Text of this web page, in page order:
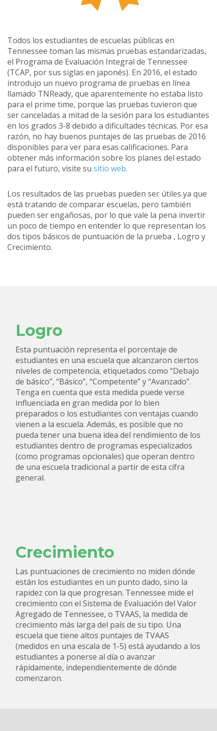
Todos los estudiantes de escuelas públicas en
Tennessee toman las mismas pruebas estandarizadas,
el Programa de Evaluación Integral de Tennessee
(TCAP, por sus siglas en japonés). En 2016, el estado
introdujo un nuevo programa de pruebas en línea
llamado TNReady, que aparentemente no estaba listo
para el prime time, porque las pruebas tuvieron que
ser canceladas a mitad de la sesión para los estudiantes
en los grados 3-8 debido a dificultades técnicas. Por esa
razón, no hay buenos puntajes de las pruebas de 2016
disponibles para ver para esas calificaciones. Para
obtener más información sobre los planes del estado
para el futuro, visite su sitio web.
Los resultados de las pruebas pueden ser útiles ya que
está tratando de comparar escuelas, pero también
pueden ser engañosas, por lo que vale la pena invertir
un poco de tiempo en entender lo que representan los
dos tipos básicos de puntuación de la prueba , Logro y
Crecimiento.
Logro
Esta puntuación representa el porcentaje de
estudiantes en una escuela que alcanzaron ciertos
niveles de competencia, etiquetados como “Debajo
de básico”, “Básico”, “Competente” y “Avanzado”.
Tenga en cuenta que esta medida puede verse
influenciada en gran medida por lo bien
preparados o los estudiantes con ventajas cuando
vienen a la escuela. Además, es posible que no
pueda tener una buena idea del rendimiento de los
estudiantes dentro de programas especializados
(como programas opcionales) que operan dentro
de una escuela tradicional a partir de esta cifra
general.
Crecimiento
Las puntuaciones de crecimiento no miden dónde
están los estudiantes en un punto dado, sino la
rapidez con la que progresan. Tennessee mide el
crecimiento con el Sistema de Evaluación del Valor
Agregado de Tennessee, o TVAAS, la medida de
crecimiento más larga del país de su tipo. Una
escuela que tiene altos puntajes de TVAAS
(medidos en una escala de 1-5) está ayudando a los
estudiantes a ponerse al día o avanzar
rápidamente, independientemente de dónde
comenzaron.